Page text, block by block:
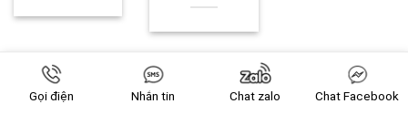
Trả lời
Gọi điện Nhắn tin Chat zalo Chat Facebook